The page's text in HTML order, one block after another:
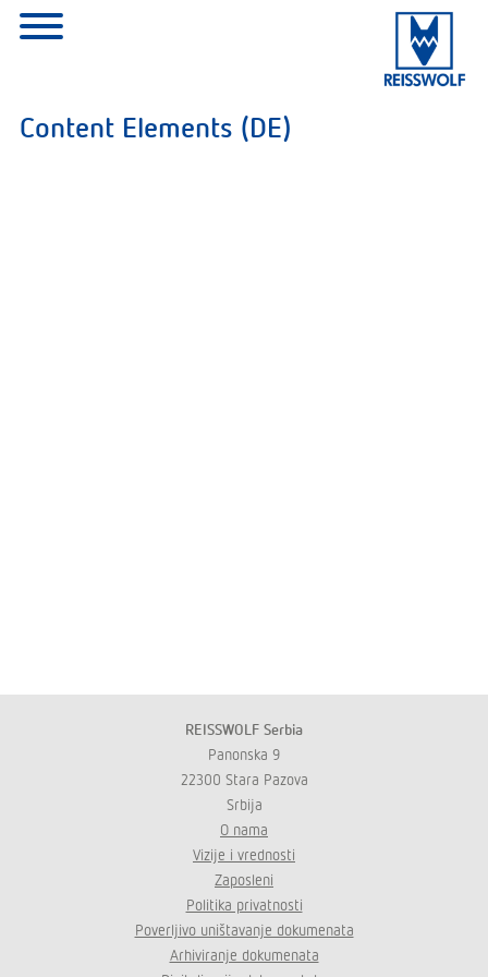
Content Elements (DE)
REISSWOLF Serbia
Panonska 9
22300 Stara Pazova
Srbija
O nama
Vizije i vrednosti
Zaposleni
Politika privatnosti
Poverljivo uništavanje dokumenata
Arhiviranje dokumenata